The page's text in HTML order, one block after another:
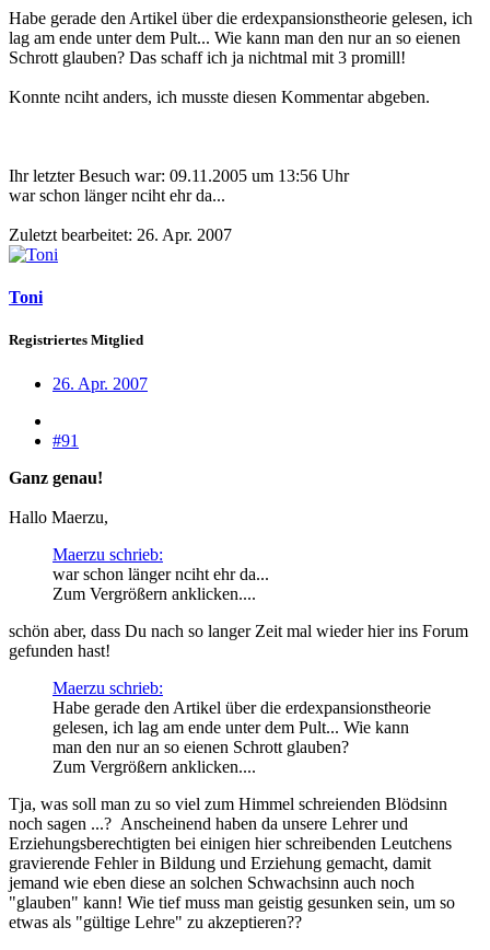
Habe gerade den Artikel über die erdexpansionstheorie gelesen, ich
lag am ende unter dem Pult... Wie kann man den nur an so eienen
Schrott glauben? Das schaff ich ja nichtmal mit 3 promill!
Konnte nciht anders, ich musste diesen Kommentar abgeben.
Ihr letzter Besuch war: 09.11.2005 um 13:56 Uhr
war schon länger nciht ehr da...
Zuletzt bearbeitet: 26. Apr. 2007
Toni
Registriertes Mitglied
26. Apr. 2007
#91
Ganz genau!
Hallo Maerzu,
Maerzu schrieb:
war schon länger nciht ehr da...
Zum Vergrößern anklicken....
schön aber, dass Du nach so langer Zeit mal wieder hier ins Forum
gefunden hast!
Maerzu schrieb:
Habe gerade den Artikel über die erdexpansionstheorie
gelesen, ich lag am ende unter dem Pult... Wie kann
man den nur an so eienen Schrott glauben?
Zum Vergrößern anklicken....
Tja, was soll man zu so viel zum Himmel schreienden Blödsinn
noch sagen ...? Anscheinend haben da unsere Lehrer und
Erziehungsberechtigten bei einigen hier schreibenden Leutchens
gravierende Fehler in Bildung und Erziehung gemacht, damit
jemand wie eben diese an solchen Schwachsinn auch noch
"glauben" kann! Wie tief muss man geistig gesunken sein, um so
etwas als "gültige Lehre" zu akzeptieren??